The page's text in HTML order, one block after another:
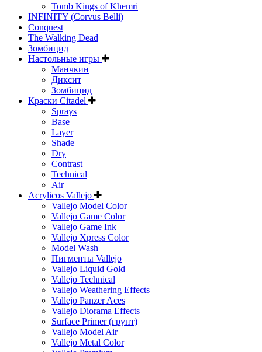
Tomb Kings of Khemri
INFINITY (Corvus Belli)
Conquest
The Walking Dead
Зомбицид
Настольные игры
Манчкин
Диксит
Зомбицид
Краски Citadel
Sprays
Base
Layer
Shade
Dry
Contrast
Technical
Air
Acrylicos Vallejo
Vallejo Model Color
Vallejo Game Color
Vallejo Game Ink
Vallejo Xpress Color
Model Wash
Пигменты Vallejo
Vallejo Liquid Gold
Vallejo Technical
Vallejo Weathering Effects
Vallejo Panzer Aces
Vallejo Diorama Effects
Surface Primer (грунт)
Vallejo Model Air
Vallejo Metal Color